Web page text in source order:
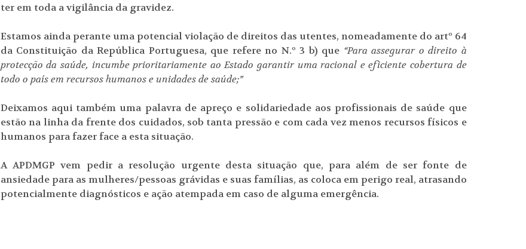
ter em toda a vigilância da gravidez.
Estamos ainda perante uma potencial violação de direitos das utentes, nomeadamente do artº 64
da Constituição da República Portuguesa, que refere no N.º 3 b) que “Para assegurar o direito à
protecção da saúde, incumbe prioritariamente ao Estado garantir uma racional e eficiente cobertura de
todo o país em recursos humanos e unidades de saúde;”
Deixamos aqui também uma palavra de apreço e solidariedade aos profissionais de saúde que
estão na linha da frente dos cuidados, sob tanta pressão e com cada vez menos recursos físicos e
humanos para fazer face a esta situação.
A APDMGP vem pedir a resolução urgente desta situação que, para além de ser fonte de
ansiedade para as mulheres/pessoas grávidas e suas famílias, as coloca em perigo real, atrasando
potencialmente diagnósticos e ação atempada em caso de alguma emergência.